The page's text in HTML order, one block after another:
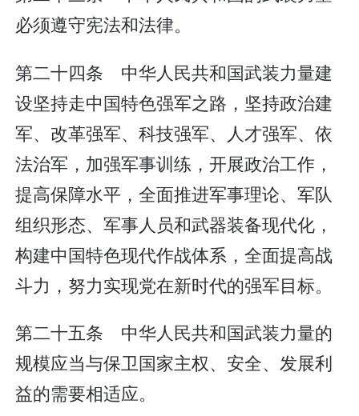
必须遵守宪法和法律。
第二十四条 中华人民共和国武装力量建
设坚持走中国特色强军之路，坚持政治建
军、改革强军、科技强军、人才强军、依
法治军，加强军事训练，开展政治工作，
提高保障水平，全面推进军事理论、军队
组织形态、军事人员和武器装备现代化，
构建中国特色现代作战体系，全面提高战
斗力，努力实现党在新时代的强军目标。
第二十五条 中华人民共和国武装力量的
规模应当与保卫国家主权、安全、发展利
益的需要相适应。